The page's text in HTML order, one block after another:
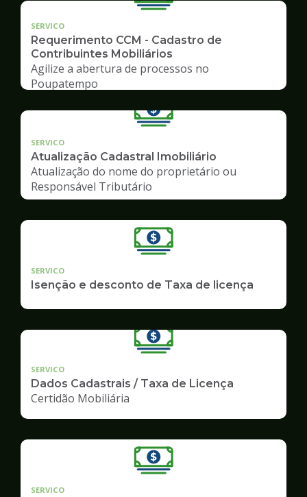
SERVICO
Requerimento CCM - Cadastro de
Contribuintes Mobiliários
Agilize a abertura de processos no
Poupatempo
SERVICO
Atualização Cadastral Imobiliário
Atualização do nome do proprietário ou
Responsável Tributário
SERVICO
Isenção e desconto de Taxa de licença
SERVICO
Dados Cadastrais / Taxa de Licença
Certidão Mobiliária
SERVICO